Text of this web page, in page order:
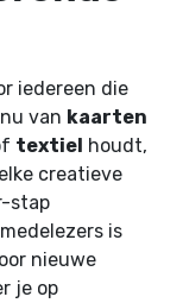
iedereen die
van kaarten
textiel houdt,
creatieve
stap
is
nieuwe
je op